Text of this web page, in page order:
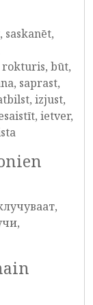
rokturis, būt,
saprast,
izjust,
ietver,